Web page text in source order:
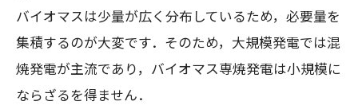
バイオマスは少量が広く分布しているため，必要量を
集積するのが大変です．そのため，大規模発電では混
焼発電が主流であり，バイオマス専焼発電は小規模に
ならざるを得ません．